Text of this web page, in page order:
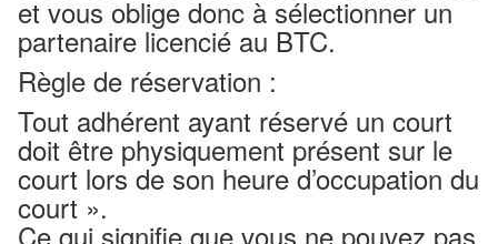
et vous oblige donc à sélectionner un
partenaire licencié au BTC.
Règle de réservation :
Tout adhérent ayant réservé un court
doit être physiquement présent sur le
court lors de son heure d’occupation du
court ».
Ce qui signifie que vous ne pouvez pas